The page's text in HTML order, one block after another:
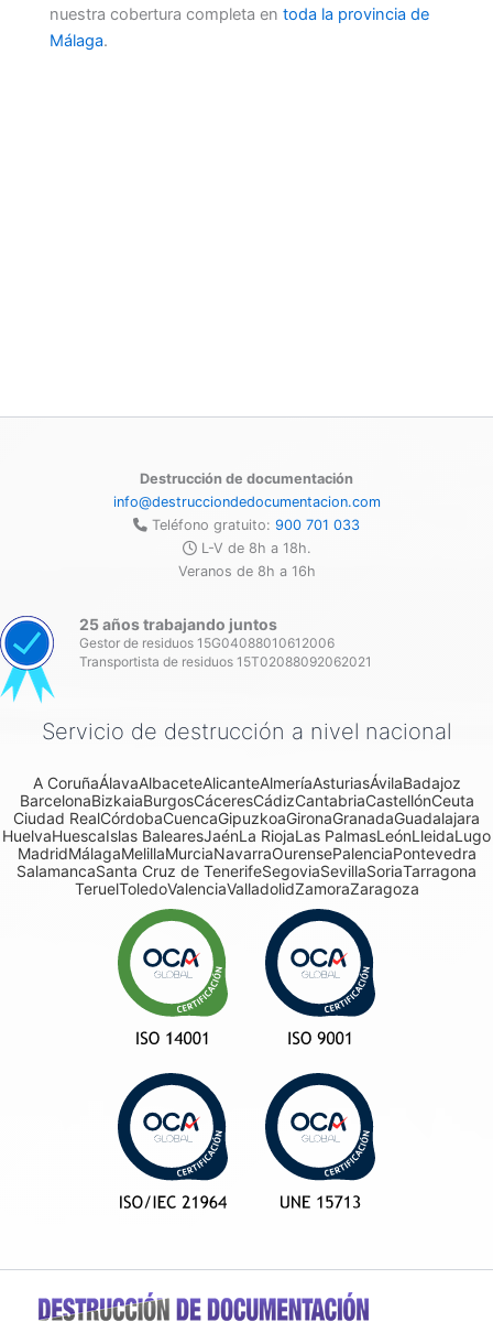
nuestra cobertura completa en toda la provincia de
Málaga.
Destrucción de documentación
info@destrucciondedocumentacion.com
Teléfono gratuito: 900 701 033
L-V de 8h a 18h.
Veranos de 8h a 16h
25 años trabajando juntos
Gestor de residuos 15G04088010612006
Transportista de residuos 15T02088092062021
Servicio de destrucción a nivel nacional
A CoruñaÁlavaAlbaceteAlicanteAlmeríaAsturiasÁvilaBadajoz
BarcelonaBizkaiaBurgosCáceresCádizCantabriaCastellónCeuta
Ciudad RealCórdobaCuencaGipuzkoaGironaGranadaGuadalajara
HuelvaHuescaIslas BalearesJaénLa RiojaLas PalmasLeónLleidaLugo
MadridMálagaMelillaMurciaNavarraOurensePalenciaPontevedra
SalamancaSanta Cruz de TenerifeSegoviaSevillaSoriaTarragona
TeruelToledoValenciaValladolidZamoraZaragoza